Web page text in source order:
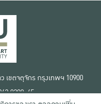
เขตจตุจักร กรุงเทพฯ 10900
8200-45